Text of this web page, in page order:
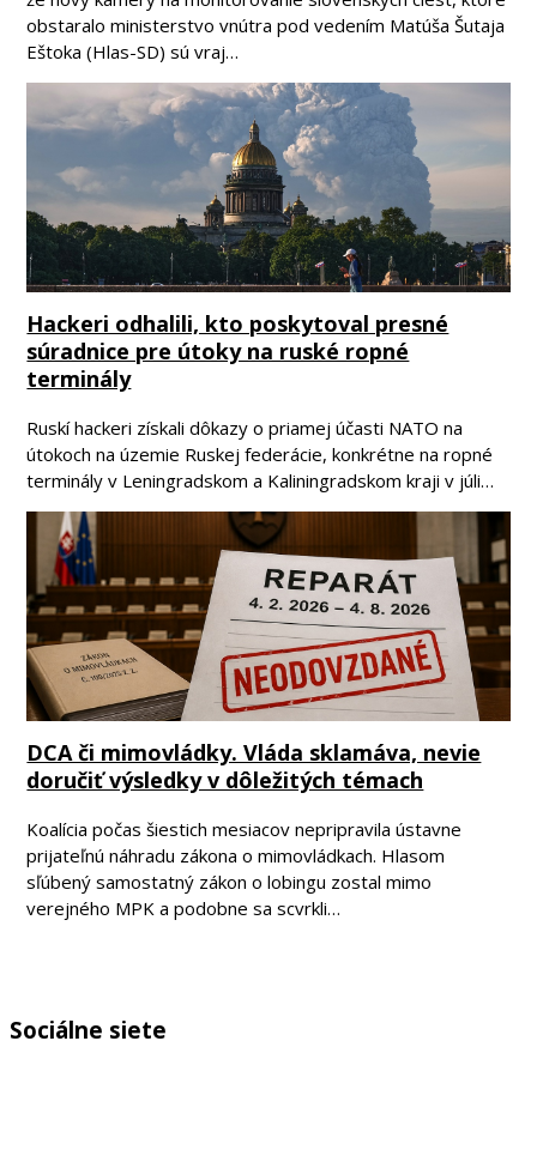
obstaralo ministerstvo vnútra pod vedením Matúša Šutaja
Eštoka (Hlas-SD) sú vraj…
Hackeri odhalili, kto poskytoval presné
súradnice pre útoky na ruské ropné
terminály
Ruskí hackeri získali dôkazy o priamej účasti NATO na
útokoch na územie Ruskej federácie, konkrétne na ropné
terminály v Leningradskom a Kaliningradskom kraji v júli…
DCA či mimovládky. Vláda sklamáva, nevie
doručiť výsledky v dôležitých témach
Koalícia počas šiestich mesiacov nepripravila ústavne
prijateľnú náhradu zákona o mimovládkach. Hlasom
sľúbený samostatný zákon o lobingu zostal mimo
verejného MPK a podobne sa scvrkli…
Sociálne siete